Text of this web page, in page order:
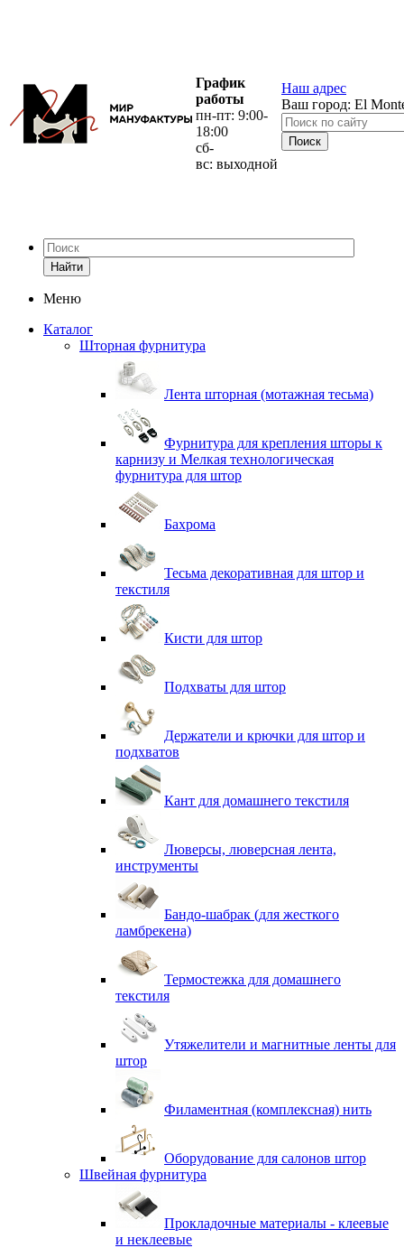
График
работы
пн-пт: 9:00-
18:00
сб-
вс: выходной
Наш адрес
Ваш город: El
Найти
Меню
Каталог
Шторная фурнитура
Лента шторная (мотажная тесьма)
Фурнитура для крепления шторы к
карнизу и Мелкая технологическая
фурнитура для штор
Бахрома
Тесьма декоративная для штор и
текстиля
Кисти для штор
Подхваты для штор
Держатели и крючки для штор и
подхватов
Кант для домашнего текстиля
Люверсы, люверсная лента,
инструменты
Бандо-шабрак (для жесткого
ламбрекена)
Термостежка для домашнего
текстиля
Утяжелители и магнитные ленты для
штор
Филаментная (комплексная) нить
Оборудование для салонов штор
Швейная фурнитура
Прокладочные материалы - клеевые
и неклеевые